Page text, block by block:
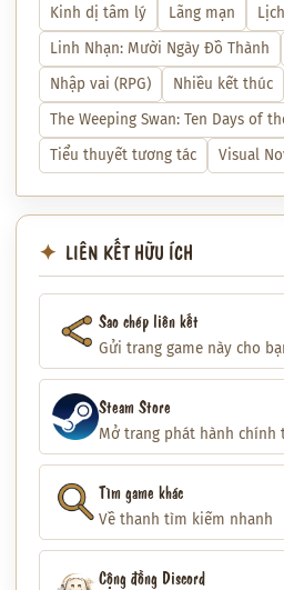
Kinh dị tâm lý
Lãng mạn
Linh Nhạn: Mười Ngày Đồ Thành
Nhập vai (RPG)
Nhiều kết thúc
The Weeping Swan: Ten Days of
Tiểu thuyết tương tác
Visual
LIÊN KẾT HỮU ÍCH
Sao chép liên kết
Gửi trang game này cho
Steam Store
Mở trang phát hành chính
Tìm game khác
Về thanh tìm kiếm nhanh
Cộng đồng Discord